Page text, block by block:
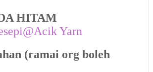
HITAM
Yarn
(ramai org boleh